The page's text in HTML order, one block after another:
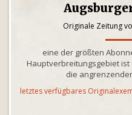
Originale Zeitung
eine der größten
Hauptverbreitungsgebiet
die
letztes verfügbares